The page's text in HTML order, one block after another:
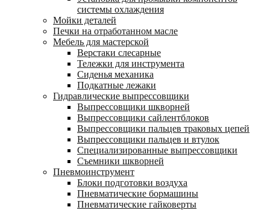
системы охлаждения
Мойки деталей
Печки на отработанном масле
Мебель для мастерской
Верстаки слесарные
Тележки для инструмента
Сиденья механика
Подкатные лежаки
Гидравлические выпрессовщики
Выпрессовщики шкворней
Выпрессовщики сайлентблоков
Выпрессовщики пальцев траковых цепей
Выпрессовщики пальцев и втулок
Специализированные выпрессовщики
Cъемники шкворней
Пневмоинструмент
Блоки подготовки воздуха
Пневматические бормашины
Пневматические гайковерты